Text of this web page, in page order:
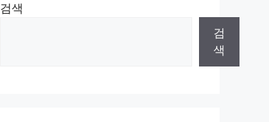
검색
검
색